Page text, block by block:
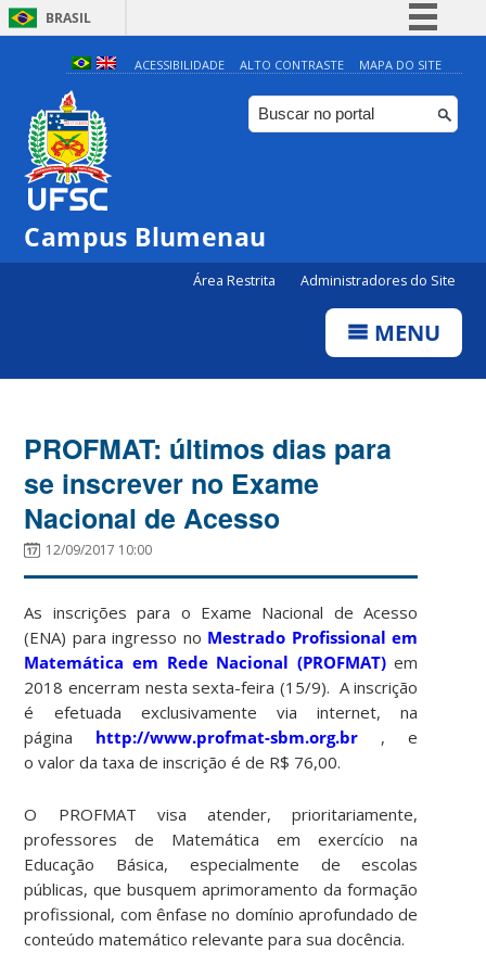
BRASIL
Simplifique!
Comunica BR
Participe
ACESSIBILIDADE ALTO CONTRASTE MAPA DO SITE
Campus Blumenau
Área Restrita Administradores do Site
MENU
PROFMAT: últimos dias para
se inscrever no Exame
Nacional de Acesso
12/09/2017 10:00
As inscrições para o Exame Nacional de Acesso
(ENA) para ingresso no Mestrado Profissional em
Matemática em Rede Nacional (PROFMAT)em
2018 encerram nesta sexta-feira (15/9). A inscrição
é efetuada exclusivamente via internet, na
página http://www.profmat-sbm.org.br , e
o valor da taxa de inscrição é de R$ 76,00.
O PROFMAT visa atender, prioritariamente,
professores de Matemática em exercício na
Educação Básica, especialmente de escolas
públicas, que busquem aprimoramento da formação
profissional, com ênfase no domínio aprofundado de
conteúdo matemático relevante para sua docência.